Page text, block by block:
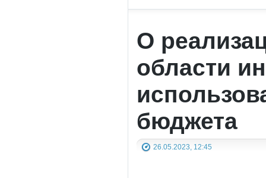
О
области
бюджета
26.05.2023, 12:45